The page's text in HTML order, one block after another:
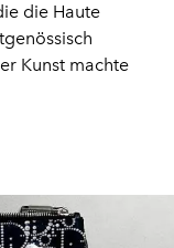
die Haute
Kunst machte